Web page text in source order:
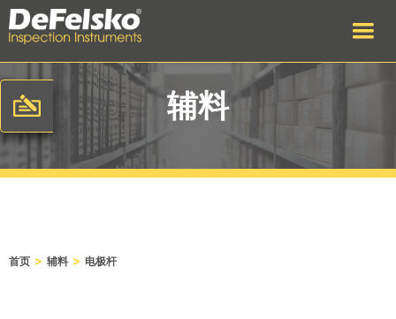
辅料
首页 > 辅料 > 电极杆